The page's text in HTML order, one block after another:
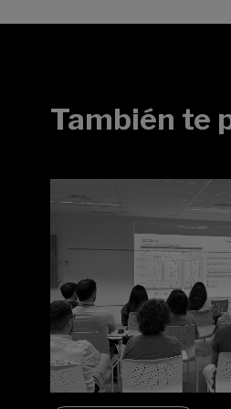
También te